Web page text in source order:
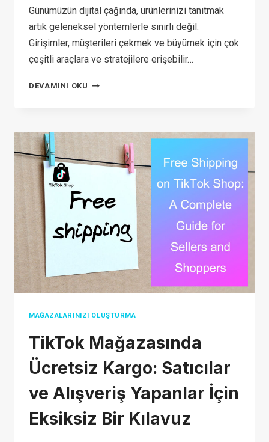
Günümüzün dijital çağında, ürünlerinizi tanıtmak
artık geleneksel yöntemlerle sınırlı değil.
Girişimler, müşterileri çekmek ve büyümek için çok
çeşitli araçlara ve stratejilere erişebilir…
DEVAMINI OKU YENI
DIJITAL
PAZARLAMA:
BÜYÜMENIZI
7
STRATEJI
MAĞAZALARINIZI OLUŞTURMA
TikTok Mağazasında
Ücretsiz Kargo: Satıcılar
ve Alışveriş Yapanlar İçin
Eksiksiz Bir Kılavuz